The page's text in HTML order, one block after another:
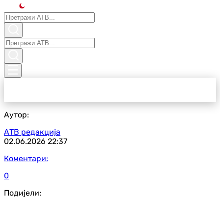
Аутор:
АТВ редакција
02.06.2026 22:37
Коментари:
0
Подијели: